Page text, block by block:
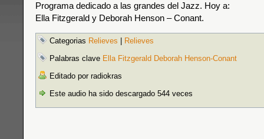
Programa dedicado a las grandes del Jazz. Hoy a:
Ella Fitzgerald y Deborah Henson – Conant.
Categorias Relieves
Relieves
Palabras clave Ella Fitzgerald Deborah Henson-Conant
Editado por radiokras
Este audio ha sido descargado 544 veces